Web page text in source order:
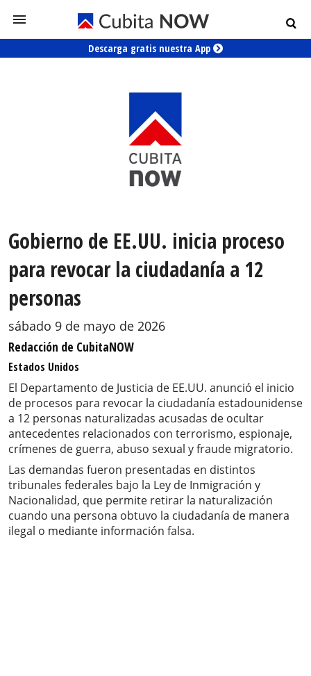
Descarga gratis nuestra App
Gobierno de EE.UU. inicia proceso
para revocar la ciudadanía a 12
personas
sábado 9 de mayo de 2026
Redacción de CubitaNOW
Estados Unidos
El Departamento de Justicia de EE.UU. anunció el inicio
de procesos para revocar la ciudadanía estadounidense
a 12 personas naturalizadas acusadas de ocultar
antecedentes relacionados con terrorismo, espionaje,
crímenes de guerra, abuso sexual y fraude migratorio.
Las demandas fueron presentadas en distintos
tribunales federales bajo la Ley de Inmigración y
Nacionalidad, que permite retirar la naturalización
cuando una persona obtuvo la ciudadanía de manera
ilegal o mediante información falsa.